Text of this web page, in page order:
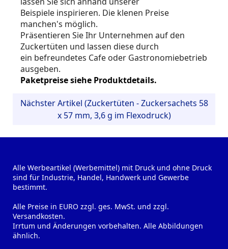
Beispiele inspirieren. Die klenen Preise
manchen's möglich.
Präsentieren Sie Ihr Unternehmen auf den
Zuckertüten und lassen diese durch
ein befreundetes Cafe oder Gastronomiebetrieb
ausgeben.
Paketpreise siehe Produktdetails.
Nächster Artikel (Zuckertüten - Zuckersachets 58
x 57 mm, 3,6 g im Flexodruck)
Alle Werbeartikel (Werbemittel) mit Druck und ohne Druck
sind für Industrie, Handel, Handwerk und Gewerbe
bestimmt.
Alle Preise in EURO zzgl. ges. MwSt. und zzgl.
Versandkosten.
Irrtum und Änderungen vorbehalten. Alle Abbildungen
ähnlich.